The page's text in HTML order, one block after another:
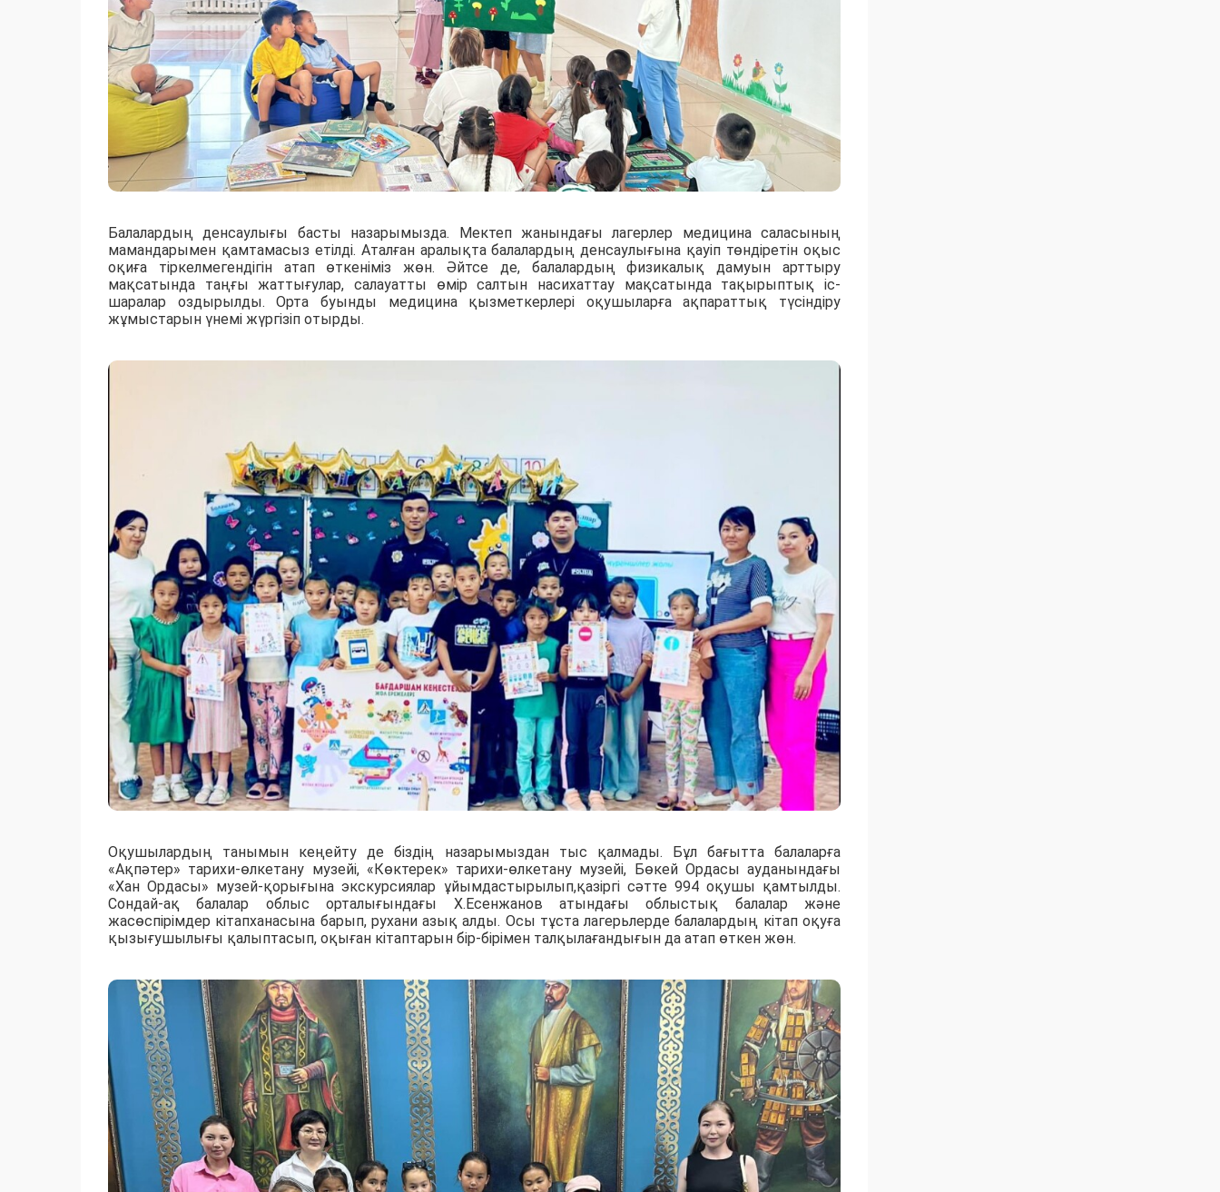
Балалардың денсаулығы басты назарымызда. Мектеп жанындағы лагерлер медицина саласының
мамандарымен қамтамасыз етілді. Аталған аралықта балалардың денсаулығына қауіп төндіретін оқыс
оқиға тіркелмегендігін атап өткеніміз жөн. Әйтсе де, балалардың физикалық дамуын арттыру
мақсатында таңғы жаттығулар, салауатты өмір салтын насихаттау мақсатында тақырыптық іс-
шаралар оздырылды. Орта буынды медицина қызметкерлері оқушыларға ақпараттық түсіндіру
жұмыстарын үнемі жүргізіп отырды.
Оқушылардың танымын кеңейту де біздің назарымыздан тыс қалмады. Бұл бағытта балаларға
«Ақпәтер» тарихи-өлкетану музейі, «Көктерек» тарихи-өлкетану музейі, Бөкей Ордасы ауданындағы
«Хан Ордасы» музей-қорығына экскурсиялар ұйымдастырылып,қазіргі сәтте 994 оқушы қамтылды.
Сондай-ақ балалар облыс орталығындағы Х.Есенжанов атындағы облыстық балалар және
жасөспірімдер кітапханасына барып, рухани азық алды. Осы тұста лагерьлерде балалардың кітап оқуға
қызығушылығы қалыптасып, оқыған кітаптарын бір-бірімен талқылағандығын да атап өткен жөн.